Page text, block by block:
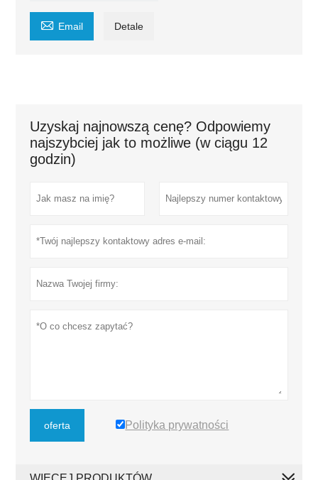
 Email Detale
Uzyskaj najnowszą cenę? Odpowiemy
najszybciej jak to możliwe (w ciągu 12
godzin)
oferta Polityka prywatności